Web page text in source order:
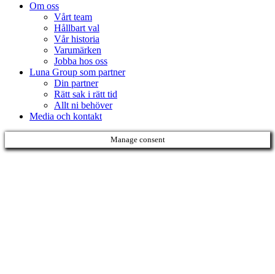
Om oss
Vårt team
Hållbart val
Vår historia
Varumärken
Jobba hos oss
Luna Group som partner
Din partner
Rätt sak i rätt tid
Allt ni behöver
Media och kontakt
Manage consent